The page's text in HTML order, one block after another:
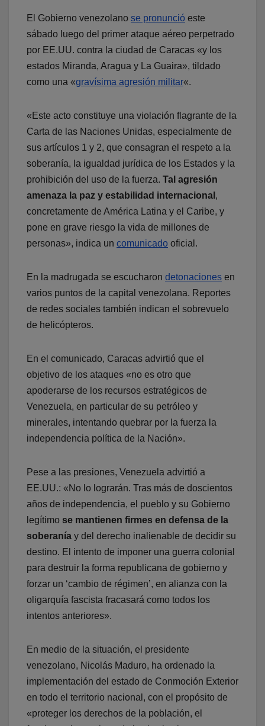
El Gobierno venezolano se pronunció este
sábado luego del primer ataque aéreo perpetrado
por EE.UU. contra la ciudad de Caracas «y los
estados Miranda, Aragua y La Guaira», tildado
como una «gravísima agresión militar«.
«Este acto constituye una violación flagrante de la
Carta de las Naciones Unidas, especialmente de
sus artículos 1 y 2, que consagran el respeto a la
soberanía, la igualdad jurídica de los Estados y la
prohibición del uso de la fuerza. Tal agresión
amenaza la paz y estabilidad internacional ,
concretamente de América Latina y el Caribe, y
pone en grave riesgo la vida de millones de
personas», indica un comunicado oficial.
En la madrugada se escucharon detonaciones en
varios puntos de la capital venezolana. Reportes
de redes sociales también indican el sobrevuelo
de helicópteros.
En el comunicado, Caracas advirtió que el
objetivo de los ataques «no es otro que
apoderarse de los recursos estratégicos de
Venezuela, en particular de su petróleo y
minerales, intentando quebrar por la fuerza la
independencia política de la Nación».
Pese a las presiones, Venezuela advirtió a
EE.UU.: «No lo lograrán. Tras más de doscientos
años de independencia, el pueblo y su Gobierno
legítimo se mantienen firmes en defensa de la
soberanía y del derecho inalienable de decidir su
destino. El intento de imponer una guerra colonial
para destruir la forma republicana de gobierno y
forzar un ‘cambio de régimen’, en alianza con la
oligarquía fascista fracasará como todos los
intentos anteriores».
En medio de la situación, el presidente
venezolano, Nicolás Maduro, ha ordenado la
implementación del estado de Conmoción Exterior
en todo el territorio nacional, con el propósito de
«proteger los derechos de la población, el